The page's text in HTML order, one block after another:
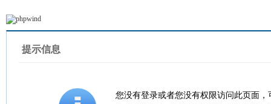
提示信息
您没有登录或者您没有权限访问此页面